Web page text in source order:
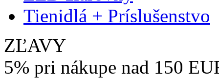
Tienidlá + Príslušenstvo
ZĽAVY
5% pri nákupe nad 150